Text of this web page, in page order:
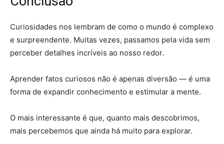
Curiosidades nos lembram de como o mundo é complexo
e surpreendente. Muitas vezes, passamos pela vida sem
perceber detalhes incríveis ao nosso redor.
Aprender fatos curiosos não é apenas diversão — é uma
forma de expandir conhecimento e estimular a mente.
O mais interessante é que, quanto mais descobrimos,
mais percebemos que ainda há muito para explorar.